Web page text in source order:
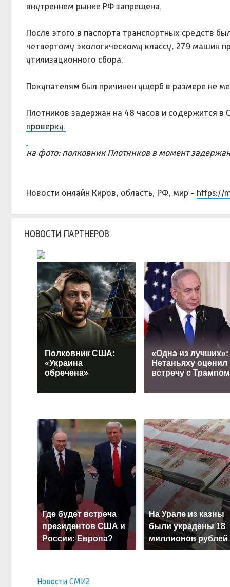
внутреннем рынке РФ запрещена.
После этого в паспорта транспортных средств
четвертому экологическому классу, 279 машин
утилизационного сбора.
Покупателям был причинен ущерб в размере не
Плотников задержан на 48 часов и содержится в
проверку.
на фото: полковник Плотников в момент
Новости онлайн Киров, область, РФ, мир - https://
НОВОСТИ ПАРТНЕРОВ
Полковник США:
«Украина
обречена»
«Одна из лучших»:
Нетаньяху оценил
встречу с Трампом
Где будет встреча
президентов США и
России: Европа?
На Урале из казны
были украдены 18
миллионов рублей
Новости СМИ2